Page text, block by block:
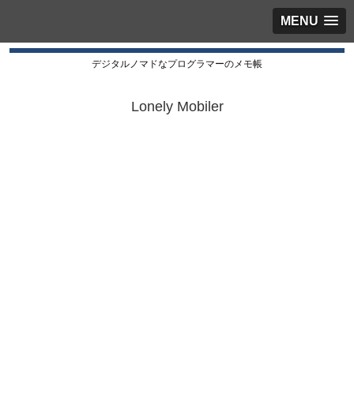
MENU
デジタルノマドなプログラマーのメモ帳
Lonely Mobiler